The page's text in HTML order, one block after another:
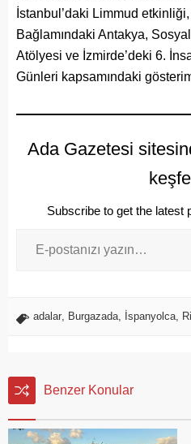
İstanbul’daki Limmud
Bağlamındaki Antakya,
Atölyesi ve İzmirde’deki 6.
Günleri kapsamındaki
Ada Gazetesi
Subscribe to get the latest
adalar, Burgazada, İspanyolca,
Benzer Konular